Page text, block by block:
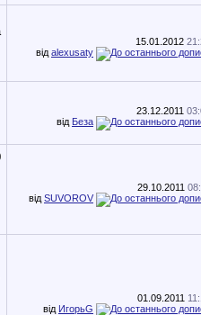
15.01.2012
від alexusaty
23.12.2011
від Беза
29.10.2011
від SUVOROV
01.09.2011
від ИгорьG